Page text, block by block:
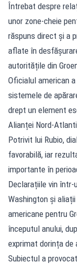
Întrebat despre
unor zone-cheie
răspuns direct și a
aflate în
autoritățile din
Oficialul american
sistemele de
drept un element
Alianței Nord-
Potrivit lui Rubio,
favorabilă, iar
importante în
Declarațiile vin
Washington și
americane pentru
începutul anului,
exprimat dorința de
Subiectul a